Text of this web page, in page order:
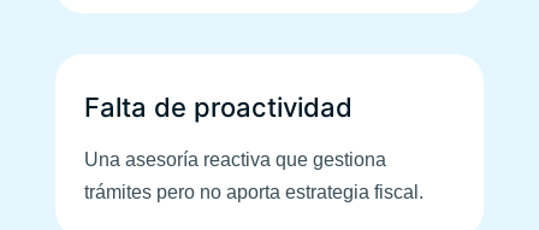
Falta de proactividad
Una asesoría reactiva que gestiona
trámites pero no aporta estrategia fiscal.